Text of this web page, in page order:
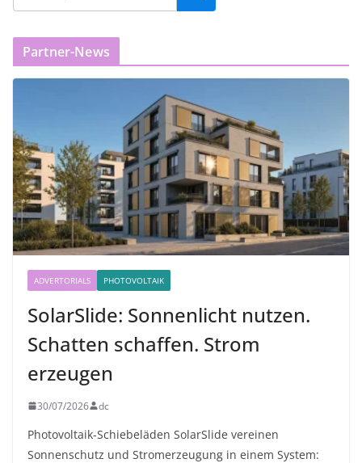
Partner-News
ADVERTORIALS PHOTOVOLTAIK
SolarSlide: Sonnenlicht nutzen.
Schatten schaffen. Strom
erzeugen
30/07/2026 dc
Photovoltaik-Schiebeläden SolarSlide vereinen
Sonnenschutz und Stromerzeugung in einem System: